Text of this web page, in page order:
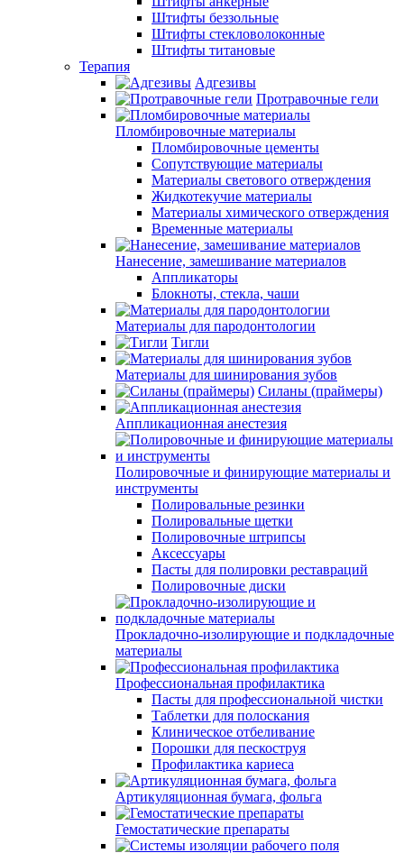
Штифты беззольные
Штифты стекловолоконные
Штифты титановые
Терапия
Адгезивы
Протравочные гели
Пломбировочные материалы
Пломбировочные цементы
Сопутствующие материалы
Материалы светового отверждения
Жидкотекучие материалы
Материалы химического отверждения
Временные материалы
Нанесение, замешивание материалов
Аппликаторы
Блокноты, стекла, чаши
Материалы для пародонтологии
Тигли
Материалы для шинирования зубов
Силаны (праймеры)
Аппликационная анестезия
Полировочные и финирующие материалы и
инструменты
Полировальные резинки
Полировальные щетки
Полировочные штрипсы
Аксессуары
Пасты для полировки реставраций
Полировочные диски
Прокладочно-изолирующие и подкладочные
материалы
Профессиональная профилактика
Пасты для профессиональной чистки
Таблетки для полоскания
Клиническое отбеливание
Порошки для пескоструя
Профилактика кариеса
Артикуляционная бумага, фольга
Гемостатические препараты